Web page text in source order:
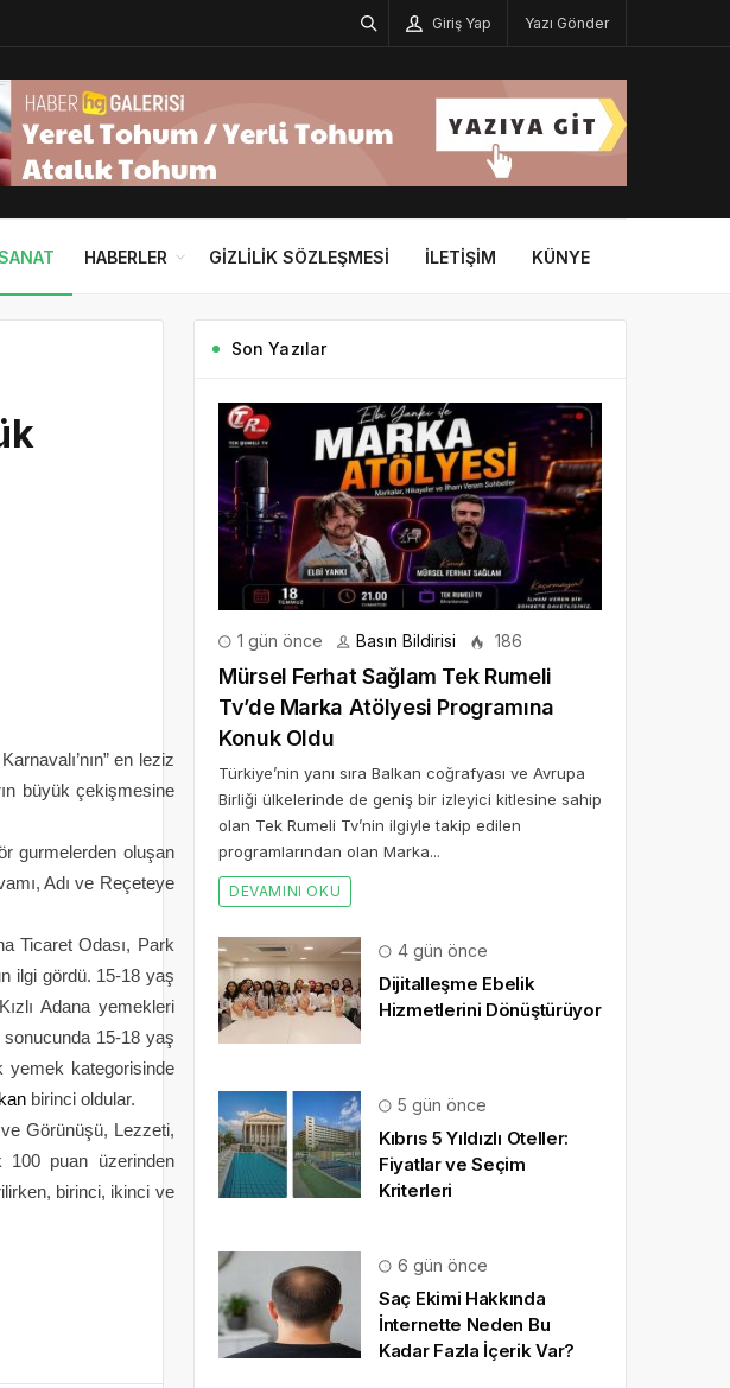
Giriş Yap Yazı Gönder
HABERLER GIZLILIK SÖZLEŞMESI İLETIŞIM KÜNYE
en leziz
büyük çekişmesine
gurmelerden oluşan
Adı ve Reçeteye
Ticaret Odası, Park
ilgi gördü. 15-18 yaş
Adana yemekleri
sonucunda 15-18 yaş
yemek kategorisinde
birinci oldular.
Görünüşü, Lezzeti,
100 puan üzerinden
birinci, ikinci ve
Son Yazılar
1 gün önce Basın Bildirisi 186
Mürsel Ferhat Sağlam Tek Rumeli
Tv’de Marka Atölyesi Programına
Konuk Oldu
Türkiye’nin yanı sıra Balkan coğrafyası ve Avrupa
Birliği ülkelerinde de geniş bir izleyici kitlesine sahip
olan Tek Rumeli Tv’nin ilgiyle takip edilen
programlarından olan Marka...
DEVAMINI OKU
4 gün önce
Dijitalleşme Ebelik
Hizmetlerini Dönüştürüyor
5 gün önce
Kıbrıs 5 Yıldızlı Oteller:
Fiyatlar ve Seçim
Kriterleri
6 gün önce
Saç Ekimi Hakkında
İnternette Neden Bu
Kadar Fazla İçerik Var?